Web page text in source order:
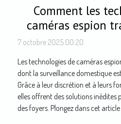
Comment les
caméras espion
surveillance
7 octobre 2025 00:20
Les technologies de caméras
dont la surveillance domestique
Grâce à leur discrétion et à leurs
elles offrent des solutions inédites
des foyers. Plongez dans cet